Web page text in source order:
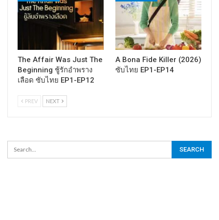
The Affair Was Just The
Beginning ชู้รักอำพราง
เลือด ซับไทย EP1-EP12
A Bona Fide Killer (2026)
ซับไทย EP1-EP14
PREV NEXT